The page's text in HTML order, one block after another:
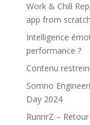
Work & Chill
app from
Intelligence
performance ?
Contenu
Somno
Day 2024
RunnrZ –